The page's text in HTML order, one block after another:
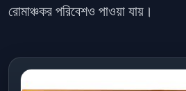
রোমাঞ্চকর পরিবেশও পাওয়া যায়।